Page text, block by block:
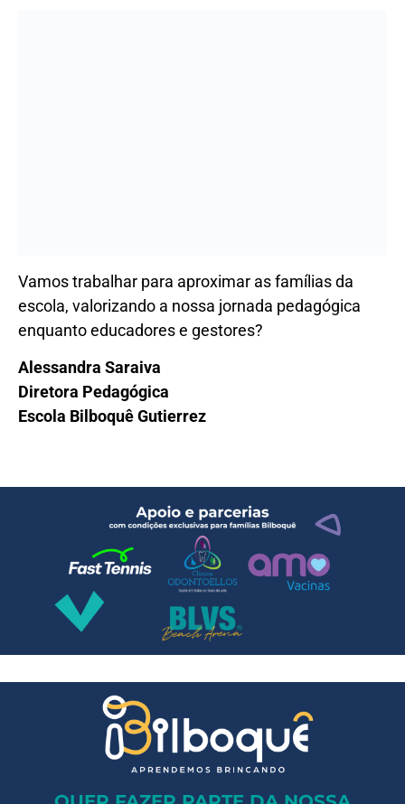
QUER FAZER PARTE DA NOSSA
EQUIPE?
Saiba mais sobre nossos processos
seletivo
A Bilboquê Escolas Equipe